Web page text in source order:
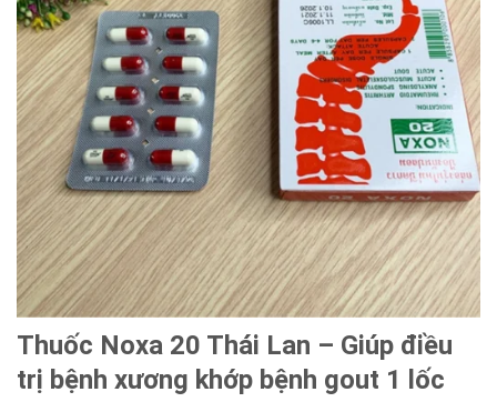
Thuốc Noxa 20 Thái Lan – Giúp điều
trị bệnh xương khớp bệnh gout 1 lốc